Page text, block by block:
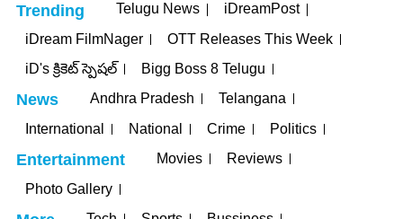
Trending Telugu News
iDreamPost
iDream FilmNager
OTT Releases This Week
iD's క్రికెట్ స్పెషల్
Bigg Boss 8 Telugu
News Andhra Pradesh
Telangana
International
National Crime Politics
Entertainment Movies
Reviews
Photo Gallery